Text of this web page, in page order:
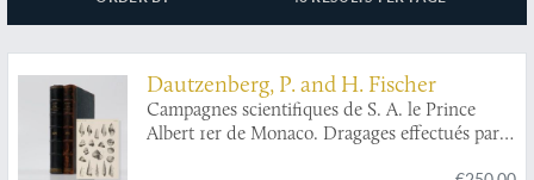
Dautzenberg, P. and H. Fischer
Campagnes scientifiques de S. A. le Prince
Albert 1er de Monaco. Dragages effectués par